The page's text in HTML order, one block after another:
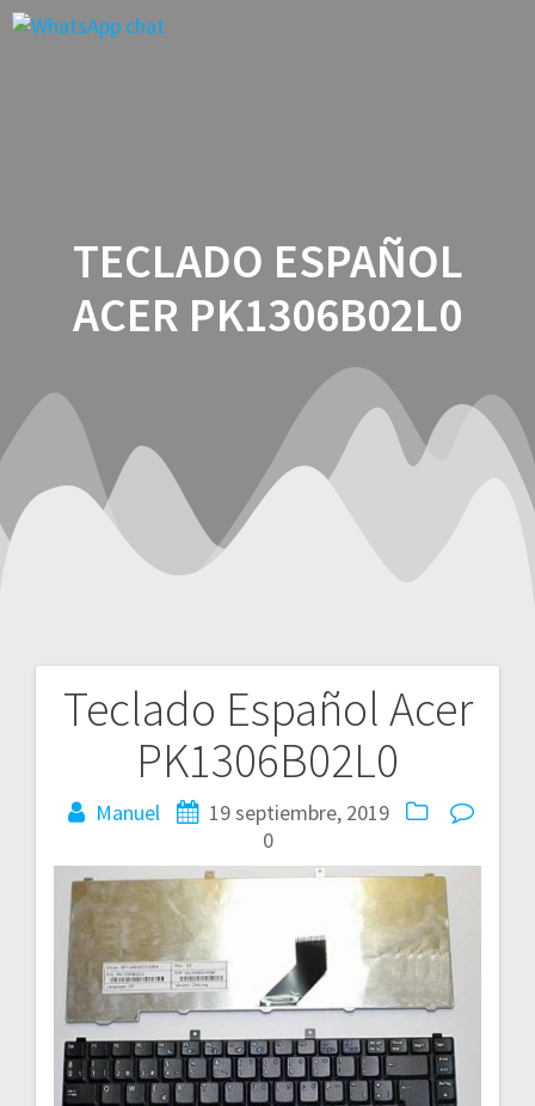
TECLADO ESPAÑOL
ACER PK1306B02L0
Teclado Español Acer
PK1306B02L0
Manuel
19 septiembre, 2019
0
Navegación
entradas